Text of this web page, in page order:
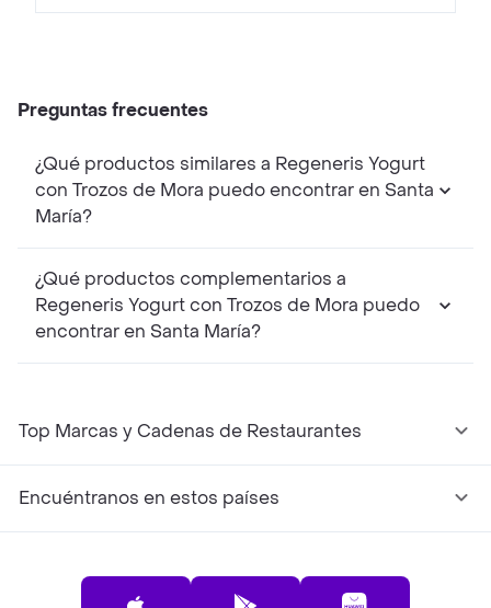
Preguntas frecuentes
¿Qué productos similares a Regeneris Yogurt
con Trozos de Mora puedo encontrar en Santa
María?
¿Qué productos complementarios a
Regeneris Yogurt con Trozos de Mora puedo
encontrar en Santa María?
Top Marcas y Cadenas de Restaurantes
Encuéntranos en estos países